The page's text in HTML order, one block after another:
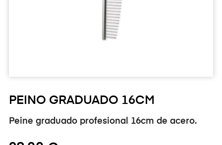
PEINO GRADUADO 16CM
Peine graduado profesional 16cm de acero.